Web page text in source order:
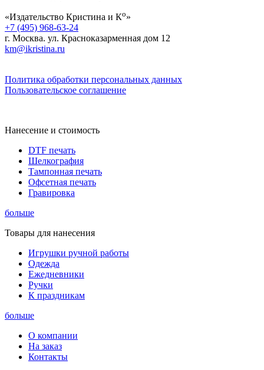
«Издательство Кристина и Ко»
+7 (495) 968-63-24
г. Москва. ул. Красноказарменная дом 12
km@ikristina.ru
Политика обработки персональных данных
Пользовательское соглашение
Нанесение и стоимость
DTF печать
Шелкография
Тампонная печать
Офсетная печать
Гравировка
больше
Товары для нанесения
Игрушки ручной работы
Одежда
Ежедневники
Ручки
К праздникам
больше
О компании
На заказ
Контакты